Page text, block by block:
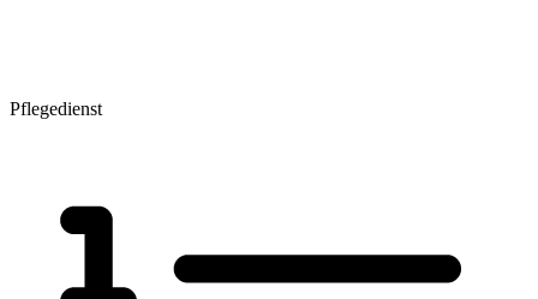
Pflegedienst